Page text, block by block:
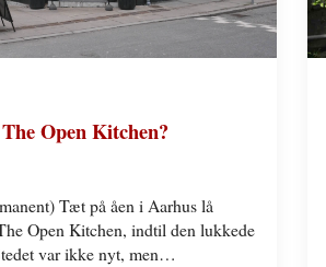
Open Kitchen?
Tæt på åen i Aarhus lå
Open Kitchen, indtil den lukkede
var ikke nyt, men…